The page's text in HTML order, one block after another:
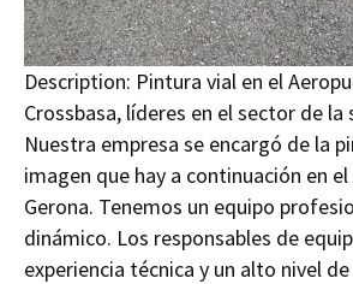
Description: Pintura vial en el
Crossbasa, líderes en el sector de la
Nuestra empresa se encargó de la
imagen que hay a continuación en
Gerona. Tenemos un equipo
dinámico. Los responsables de
experiencia técnica y un alto nivel